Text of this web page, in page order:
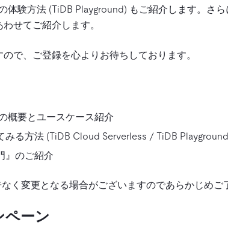
体験方法 (TiDB Playground) もご紹介します。さ
せてご紹介します。
で、ご登録を心よりお待ちしております。
概要とユースケース紹介
みる方法 (TiDB Cloud Serverless / TiDB
』のご紹介
く変更となる場合がございますのであらかじめご
ペーン